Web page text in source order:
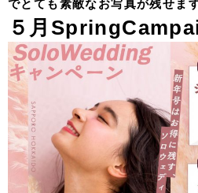
でとても素敵なお写真が残せま
５月